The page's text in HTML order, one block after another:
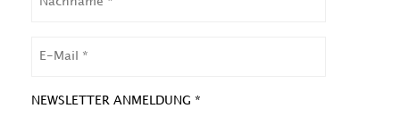
NEWSLETTER ANMELDUNG *